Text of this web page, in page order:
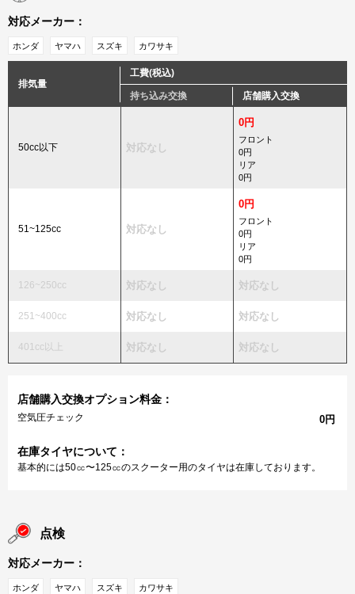
対応メーカー：
ホンダ ヤマハ スズキ カワサキ
排気量
工費(税込)
持ち込み交換 店舗購入交換
50cc以下 対応なし
0円
フロント
0円
リア
0円
51~125cc 対応なし
0円
フロント
0円
リア
0円
126~250cc 対応なし 対応なし
251~400cc 対応なし 対応なし
401cc以上 対応なし 対応なし
店舗購入交換オプション料金：
空気圧チェック 0円
在庫タイヤについて：
基本的には50㏄〜125㏄のスクーター用のタイヤは在庫しております。
点検
対応メーカー：
ホンダ ヤマハ スズキ カワサキ